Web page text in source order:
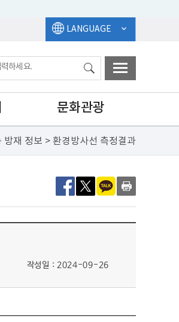
LANGUAGE
문화관광
방재 정보 > 환경방사선 측정결과
작성일 : 2024-09-26